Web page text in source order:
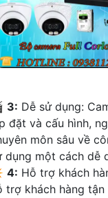
3: Dễ sử dụng:
đặt và cấu hình,
môn sâu về
dụng một cách dễ
4: Hỗ trợ khách
trợ khách hàng